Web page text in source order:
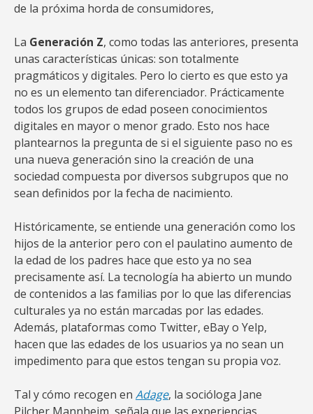
de la próxima horda de consumidores,
La Generación Z, como todas las anteriores, presenta
unas características únicas: son totalmente
pragmáticos y digitales. Pero lo cierto es que esto ya
no es un elemento tan diferenciador. Prácticamente
todos los grupos de edad poseen conocimientos
digitales en mayor o menor grado. Esto nos hace
plantearnos la pregunta de si el siguiente paso no es
una nueva generación sino la creación de una
sociedad compuesta por diversos subgrupos que no
sean definidos por la fecha de nacimiento.
Históricamente, se entiende una generación como los
hijos de la anterior pero con el paulatino aumento de
la edad de los padres hace que esto ya no sea
precisamente así. La tecnología ha abierto un mundo
de contenidos a las familias por lo que las diferencias
culturales ya no están marcadas por las edades.
Además, plataformas como Twitter, eBay o Yelp,
hacen que las edades de los usuarios ya no sean un
impedimento para que estos tengan su propia voz.
Tal y cómo recogen en Adage, la socióloga Jane